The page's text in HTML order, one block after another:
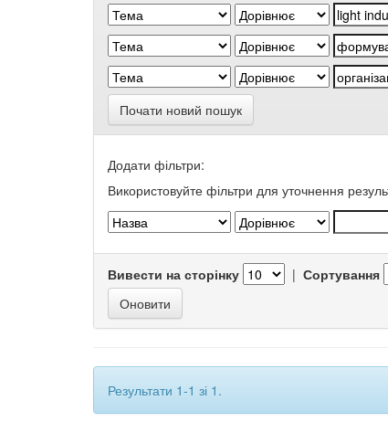
Почати новий пошук
Додати фільтри:
Використовуйте фільтри для уточнення
Вивести на сторінку | Сортування
Результати 1-1 зі 1.